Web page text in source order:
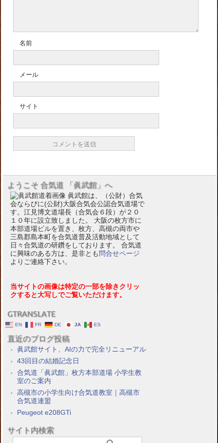
名前
メール
サイト
ようこそ 合気道 「眞武館」へ
眞武館は、（公財）合気
会ならびに(公財)大阪合気会公認合気道場で
す。江見博文道場長（合気会６段）が２０
１０年に設立致しました。 大阪の枚方市に
本部道場ビルを置き、枚方、高槻の両市や
三島郡島本町を合気道普及活動地域として
日々合気道の研鑽をしております。 合気道
に興味のある方は、是非とも 問合せページ
よりご連絡下さい。
当サイトの画像は特定の一部を除きクリッ
クすると大写しでご覧いただけます。
GTRANSLATE
EN FR DE JA ES
直近のブログ投稿
眞武館サイト、AIの力で完全リニューアル
43回目の結婚記念日
合気道「眞武館」枚方本部道場 小学生教
室のご案内
高槻市の小学生向け合気道教室｜高槻市
合気道連盟
Peugeot e208GTi
サイト内検索